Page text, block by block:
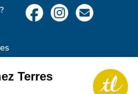
Terres
FacebookInstagram
Nous
contacter
Terres lointaines
Membre 2026 de